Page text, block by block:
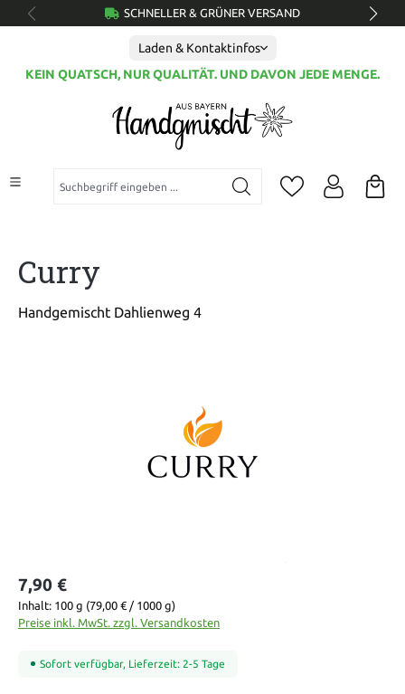
springen SCHNELLER & GRÜNER VERSAND
Laden & Kontaktinfos
KEIN QUATSCH, NUR QUALITÄT. UND DAVON JEDE MENGE.
Suchbegriff eingeben ...
Curry
Handgemischt Dahlienweg 4
7,90 €
Inhalt: 100 g (79,00 € / 1000 g)
Preise inkl. MwSt. zzgl. Versandkosten
Sofort verfügbar, Lieferzeit: 2-5 Tage